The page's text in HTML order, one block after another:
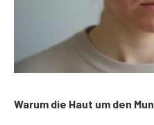
Warum die Haut um den